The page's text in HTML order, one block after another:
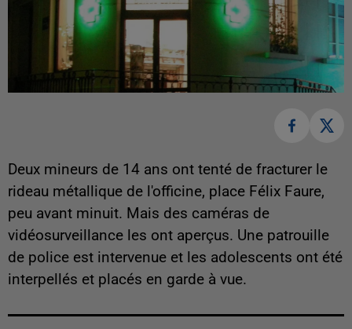
Deux mineurs de 14 ans ont tenté de fracturer le
rideau métallique de l'officine, place Félix Faure,
peu avant minuit. Mais des caméras de
vidéosurveillance les ont aperçus. Une patrouille
de police est intervenue et les adolescents ont été
interpellés et placés en garde à vue.